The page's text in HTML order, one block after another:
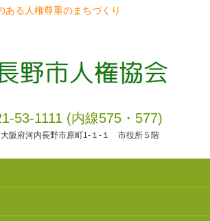
ある人権尊重のまちづくり
53-1111 (内線575・577)
阪府河内長野市原町1-１-１ 市役所５階